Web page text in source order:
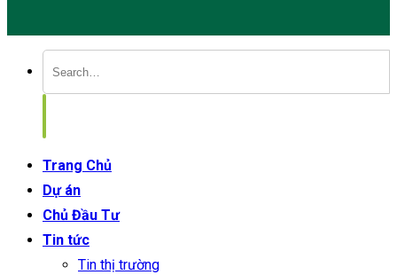
Trang Chủ
Dự án
Chủ Đầu Tư
Tin tức
Tin thị trường